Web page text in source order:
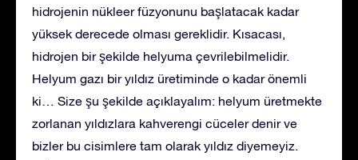
hidrojenin nükleer füzyonunu başlatacak kadar
yüksek derecede olması gereklidir. Kısacası,
hidrojen bir şekilde helyuma çevrilebilmelidir.
Helyum gazı bir yıldız üretiminde o kadar önemli
ki… Size şu şekilde açıklayalım: helyum üretmekte
zorlanan yıldızlara kahverengi cüceler denir ve
bizler bu cisimlere tam olarak yıldız diyemeyiz.